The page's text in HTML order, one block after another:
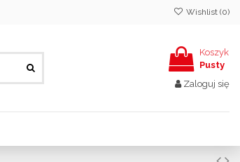
Wishlist (0)
Koszyk
Pusty
Zaloguj się